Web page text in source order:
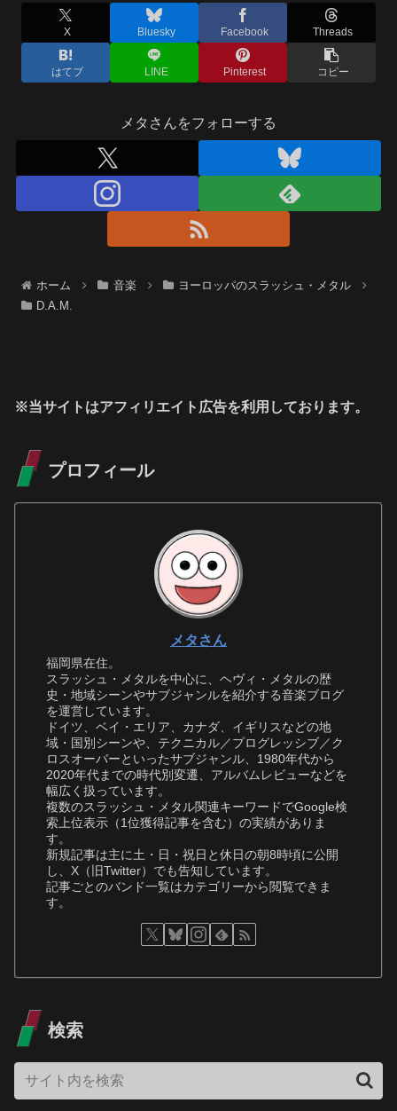
X Bluesky Facebook Threads
はてブ LINE Pinterest コピー
メタさんをフォローする
ホーム 音楽
ヨーロッパのスラッシュ・メタル
D.A.M.
※当サイトはアフィリエイト広告を利用しております。
プロフィール
メタさん
福岡県在住。
スラッシュ・メタルを中心に、ヘヴィ・メタルの歴
史・地域シーンやサブジャンルを紹介する音楽ブログ
を運営しています。
ドイツ、ベイ・エリア、カナダ、イギリスなどの地
域・国別シーンや、テクニカル／プログレッシブ／ク
ロスオーバーといったサブジャンル、1980年代から
2020年代までの時代別変遷、アルバムレビューなどを
幅広く扱っています。
複数のスラッシュ・メタル関連キーワードでGoogle検
索上位表示（1位獲得記事を含む）の実績がありま
す。
新規記事は主に土・日・祝日と休日の朝8時頃に公開
し、X（旧Twitter）でも告知しています。
記事ごとのバンド一覧はカテゴリーから閲覧できま
す。
検索